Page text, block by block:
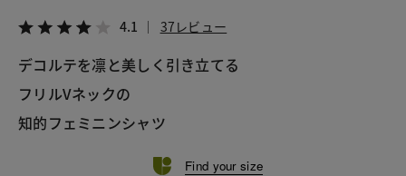
4.1 37レビュー
デコルテを凛と美しく引き立てる
フリルVネックの
知的フェミニンシャツ
Find your size